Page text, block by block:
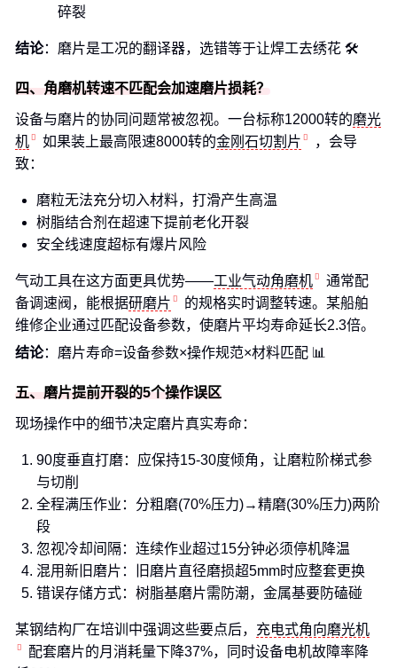
碎裂
结论：磨片是工况的翻译器，选错等于让焊工去绣花 🛠️
四、角磨机转速不匹配会加速磨片损耗？
设备与磨片的协同问题常被忽视。一台标称12000转的磨光
机
如果装上最高限速8000转的金刚石切割片
，会导
致：
磨粒无法充分切入材料，打滑产生高温
树脂结合剂在超速下提前老化开裂
安全线速度超标有爆片风险
气动工具在这方面更具优势——工业气动角磨机
通常配
备调速阀，能根据研磨片
的规格实时调整转速。某船舶
维修企业通过匹配设备参数，使磨片平均寿命延长2.3倍。
结论：磨片寿命=设备参数×操作规范×材料匹配 📊
五、磨片提前开裂的5个操作误区
现场操作中的细节决定磨片真实寿命：
90度垂直打磨：应保持15-30度倾角，让磨粒阶梯式参
与切削
全程满压作业：分粗磨(70%压力)→精磨(30%压力)两阶
段
忽视冷却间隔：连续作业超过15分钟必须停机降温
混用新旧磨片：旧磨片直径磨损超5mm时应整套更换
错误存储方式：树脂基磨片需防潮，金属基要防磕碰
某钢结构厂在培训中强调这些要点后， 充电式角向磨光机
配套磨片的月消耗量下降37%，同时设备电机故障率降